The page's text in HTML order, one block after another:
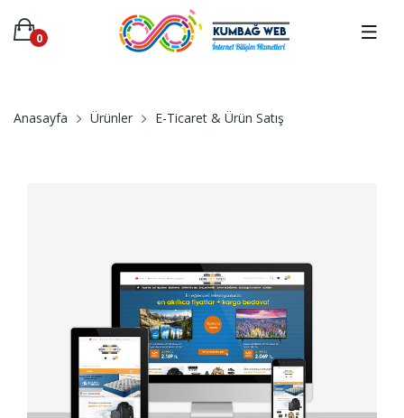
0
Anasayfa Ürünler E-Ticaret & Ürün Satış